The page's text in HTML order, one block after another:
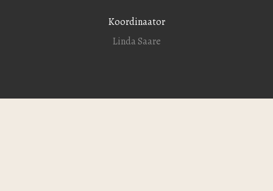
Koordinaator
Linda Saare